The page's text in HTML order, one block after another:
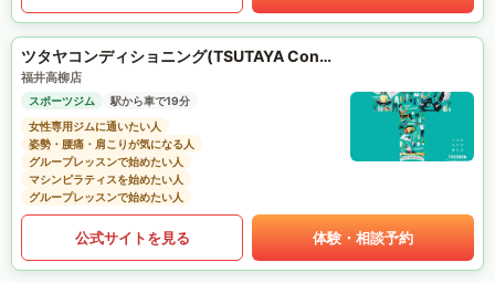
ツタヤコンディショニング(TSUTAYA Conditioning)PILATES
福井高柳店
スポーツジム
駅から車で19分
女性専用ジムに通いたい人
姿勢・腰痛・肩こりが気になる人
グループレッスンで始めたい人
マシンピラティスを始めたい人
グループレッスンで始めたい人
公式サイトを見る 体験・相談予約